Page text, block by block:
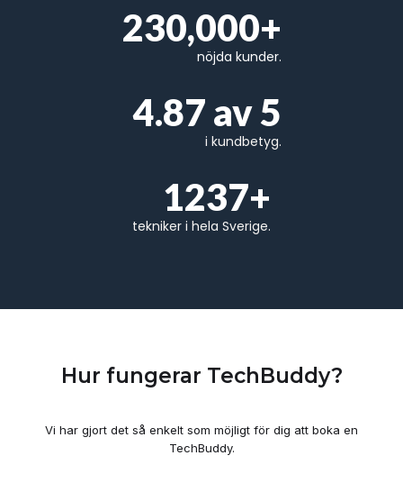
230,000+
nöjda kunder.
4.87 av 5
i kundbetyg.
1237+
tekniker i hela Sverige.
Hur fungerar TechBuddy?
Vi har gjort det så enkelt som möjligt för dig att boka en
TechBuddy.